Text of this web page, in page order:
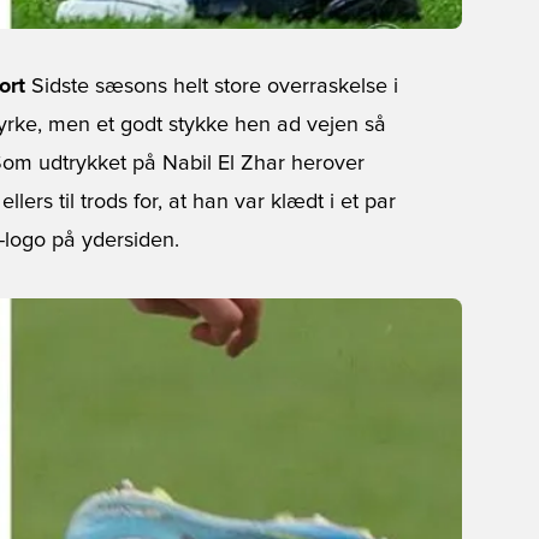
Sidste sæsons helt store overraskelse i
men et godt stykke hen ad vejen så
udtrykket på Nabil El Zhar herover
til trods for, at han var klædt i et par
på ydersiden.